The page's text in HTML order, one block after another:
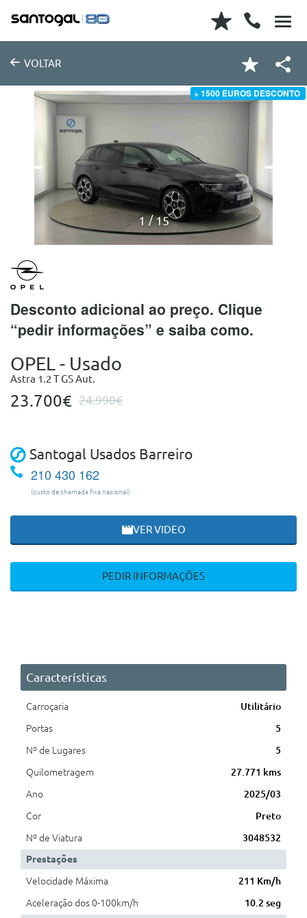
VOLTAR
+ 1500 EUROS DESCONTO
1 15
Desconto adicional ao preço. Clique
“pedir informações” e saiba como.
OPEL - Usado
Astra 1.2 T GS Aut.
23.700€ 24.990€
Santogal Usados Barreiro
210 430 162
(custo de chamada fixa nacional)
VER VIDEO
PEDIR INFORMAÇÕES
Características
Carroçaria
Utilitário
Portas
5
Nº de Lugares
5
Quilometragem
27.771 kms
Ano
2025/03
Cor
Preto
Nº de Viatura
3048532
Prestações
Velocidade Máxima
211 Km/h
Aceleração dos 0-100km/h
10.2 seg